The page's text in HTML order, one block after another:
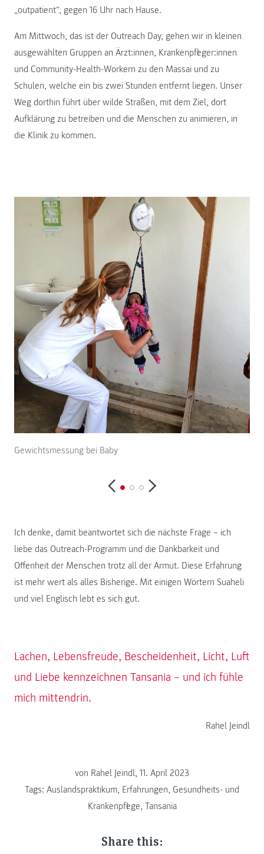
„outpatient“, gegen 16 Uhr nach Hause.
Am Mittwoch, das ist der Outreach Day, gehen wir in kleinen
ausgewählten Gruppen an Ärzt:innen, Krankenpfleger:innen
und Community-Health-Workern zu den Massai und zu
Schulen, welche ein bis zwei Stunden entfernt liegen. Unser
Weg dorthin führt über wilde Straßen, mit dem Ziel, dort
Aufklärung zu betreiben und die Menschen zu animieren, in
die Klinik zu kommen.
Gewichtsmessung bei Baby
Ich denke, damit beantwortet sich die nächste Frage – ich
liebe das Outreach-Programm und die Dankbarkeit und
Offenheit der Menschen trotz all der Armut. Diese Erfahrung
ist mehr wert als alles Bisherige. Mit einigen Wörtern Suaheli
und viel Englisch lebt es sich gut.
Lachen, Lebensfreude, Bescheidenheit, Licht, Luft
und Liebe kennzeichnen Tansania – und ich fühle
mich mittendrin.
Rahel Jeindl
von Rahel Jeindl, 11. April 2023
Tags: Auslandspraktikum, Erfahrungen, Gesundheits- und
Krankenpflege, Tansania
Share this: